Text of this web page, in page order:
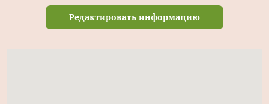
Редактировать информацию